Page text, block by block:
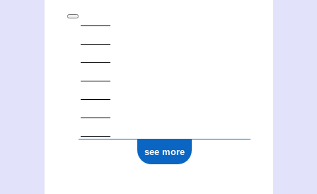
see more